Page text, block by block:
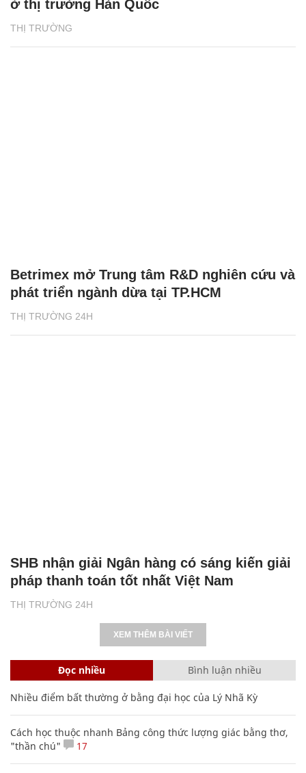
THỊ TRƯỜNG
ở thị trường Hàn Quốc
THỊ TRƯỜNG 24H
Betrimex mở Trung tâm R&D nghiên cứu và
phát triển ngành dừa tại TP.HCM
THỊ TRƯỜNG 24H
SHB nhận giải Ngân hàng có sáng kiến giải
pháp thanh toán tốt nhất Việt Nam
XEM THÊM BÀI VIẾT
Đọc nhiều Bình luận nhiều
Nhiều điểm bất thường ở bằng đại học của Lý Nhã Kỳ
Cách học thuộc nhanh Bảng công thức lượng giác bằng thơ,
"thần chú"
17